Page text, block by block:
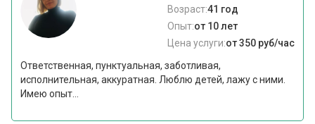
Возраст:41 год
Опыт:от 10 лет
Цена услуги:от 350 руб/час
Ответственная, пунктуальная, заботливая,
исполнительная, аккуратная. Люблю детей, лажу с ними.
Имею опыт...